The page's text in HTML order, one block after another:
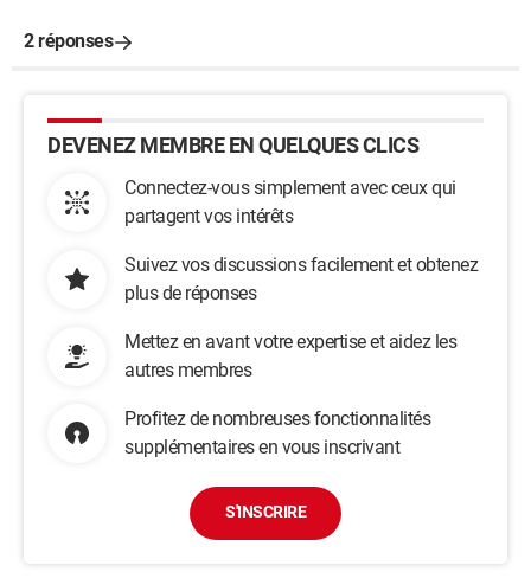
2 réponses
DEVENEZ MEMBRE EN QUELQUES CLICS
Connectez-vous simplement avec ceux qui
partagent vos intérêts
Suivez vos discussions facilement et obtenez
plus de réponses
Mettez en avant votre expertise et aidez les
autres membres
Profitez de nombreuses fonctionnalités
supplémentaires en vous inscrivant
S'INSCRIRE